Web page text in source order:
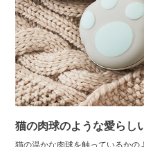
猫の肉球のような愛らし
猫の温かな肉球を触っているかの